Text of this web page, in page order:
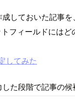
しておいた記事
フィールドには
してみた
た段階で記事の候